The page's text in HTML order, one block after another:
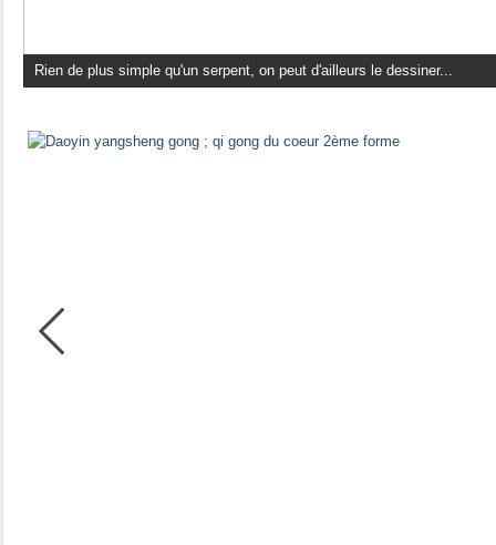
Rien de plus simple qu'un serpent, on peut d'ailleurs le dessiner...